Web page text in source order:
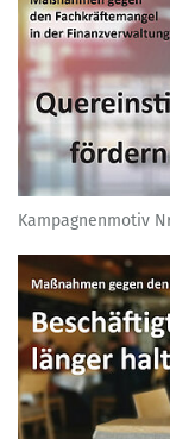
Kampagnenmotiv